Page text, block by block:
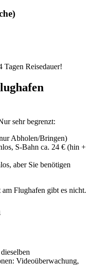
Tagen Reisedauer!
sehr begrenzt:
Abholen/Bringen)
S-Bahn ca. 24 € (hin +
aber Sie benötigen
Flughafen gibt es nicht.
Videoüberwachung,